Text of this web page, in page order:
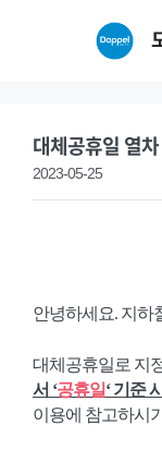
대체공휴일 열
2023-05-25
안녕하세요. 지하
대체공휴일로 지
서 ‘공휴일‘ 기준
이용에 참고하시